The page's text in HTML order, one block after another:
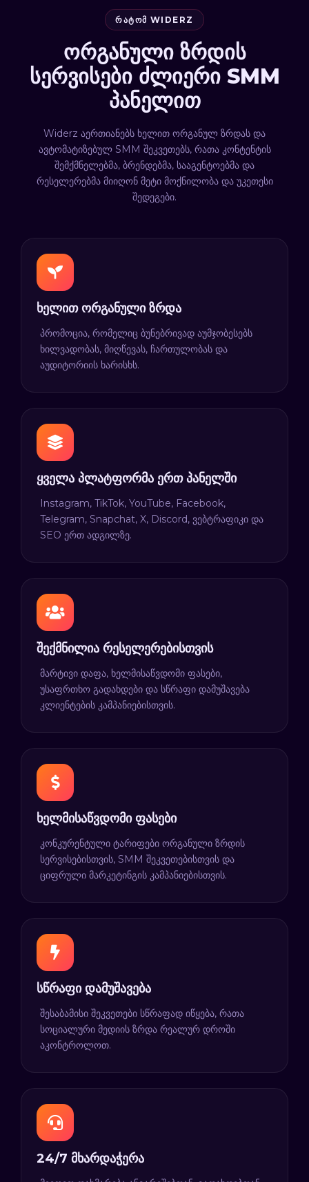
ᲠᲐᲢᲝᲛ WIDERZ
ორგანული ზრდის
სერვისები ძლიერი SMM
პანელით
Widerz აერთიანებს ხელით ორგანულ ზრდას და
ავტომატიზებულ SMM შეკვეთებს, რათა კონტენტის
შემქმნელებმა, ბრენდებმა, სააგენტოებმა და
რესელერებმა მიიღონ მეტი მოქნილობა და უკეთესი
შედეგები.
ხელით ორგანული ზრდა
პრომოცია, რომელიც ბუნებრივად აუმჯობესებს
ხილვადობას, მიღწევას, ჩართულობას და
აუდიტორიის ხარისხს.
ყველა პლატფორმა ერთ პანელში
Instagram, TikTok, YouTube, Facebook,
Telegram, Snapchat, X, Discord, ვებტრაფიკი და
SEO ერთ ადგილზე.
შექმნილია რესელერებისთვის
მარტივი დაფა, ხელმისაწვდომი ფასები,
უსაფრთხო გადახდები და სწრაფი დამუშავება
კლიენტების კამპანიებისთვის.
ხელმისაწვდომი ფასები
კონკურენტული ტარიფები ორგანული ზრდის
სერვისებისთვის, SMM შეკვეთებისთვის და
ციფრული მარკეტინგის კამპანიებისთვის.
სწრაფი დამუშავება
შესაბამისი შეკვეთები სწრაფად იწყება, რათა
სოციალური მედიის ზრდა რეალურ დროში
აკონტროლოთ.
24/7 მხარდაჭერა